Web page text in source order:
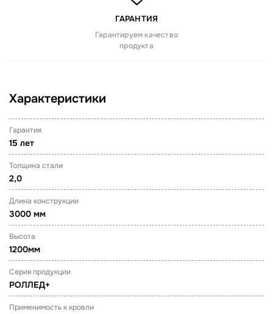
ГАРАНТИЯ
Гарантируем качество
продукта
Характеристики
Гарантия
15 лет
Толщина стали
2,0
Длина конструкции
3000 мм
Высота
1200мм
Серия продукции
РОЛЛЕД+
Применимость к кровли